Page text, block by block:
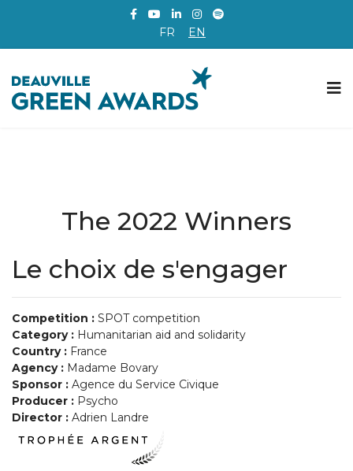
FR EN
The 2022 Winners
Le choix de s'engager
Competition : SPOT competition
Category : Humanitarian aid and solidarity
Country : France
Agency : Madame Bovary
Sponsor : Agence du Service Civique
Producer : Psycho
Director : Adrien Landre